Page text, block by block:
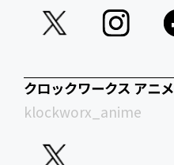
クロックワークス アニメ
klockworx_anime